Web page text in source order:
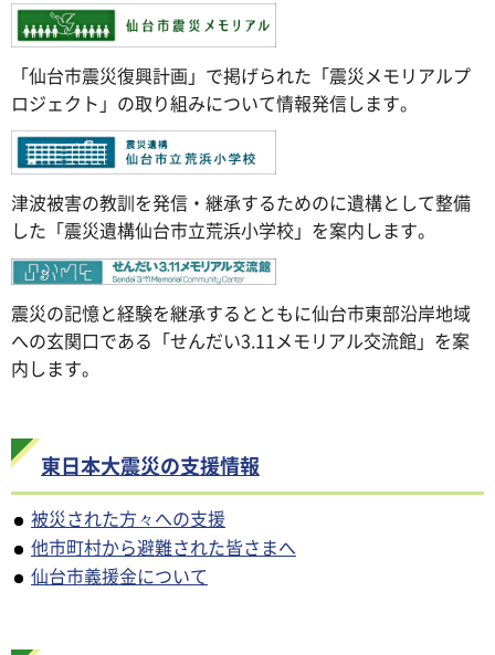
「仙台市震災復興計画」で掲げられた「震災メモリアルプ
ロジェクト」の取り組みについて情報発信します。
津波被害の教訓を発信・継承するためのに遺構として整備
した「震災遺構仙台市立荒浜小学校」を案内します。
震災の記憶と経験を継承するとともに仙台市東部沿岸地域
への玄関口である「せんだい3.11メモリアル交流館」を案
内します。
東日本大震災の支援情報
被災された方々への支援
他市町村から避難された皆さまへ
仙台市義援金について